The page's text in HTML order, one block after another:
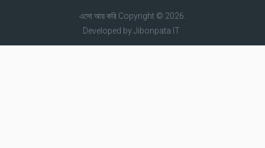
এসো আয় করিCopyright © 2026.
Developed byJibonpata IT